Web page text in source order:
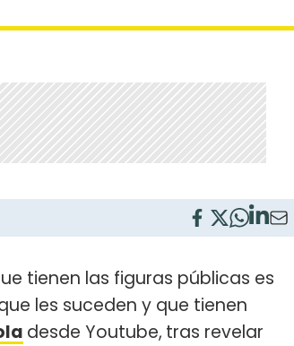
tienen las figuras públicas es
les suceden y que tienen
desde Youtube, tras revelar